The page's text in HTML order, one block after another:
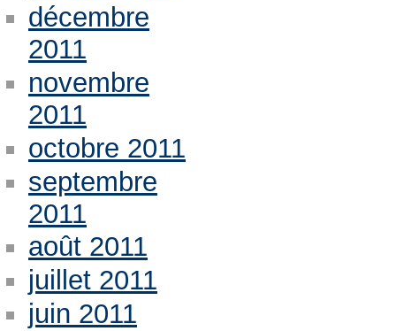
décembre
2011
novembre
2011
octobre 2011
septembre
2011
août 2011
juillet 2011
juin 2011